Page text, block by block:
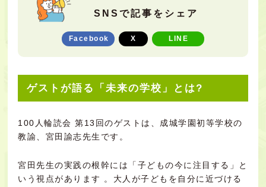
SNSで記事をシェア
Facebook X LINE
ゲストが語る「未来の学校」とは?
100人輪読会 第13回のゲストは、成城学園初等学校の
教諭、宮田諭志先生です。
宮田先生の実践の根幹には「子どもの今に注目する」と
いう視点があります 。大人が子どもを自分に近づける